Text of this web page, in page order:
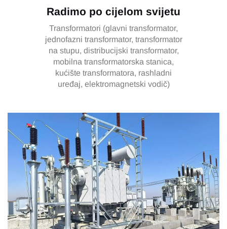
Radimo po cijelom svijetu
Transformatori (glavni transformator,
jednofazni transformator, transformator
na stupu, distribucijski transformator,
mobilna transformatorska stanica,
kućište transformatora, rashladni
uređaj, elektromagnetski vodič)